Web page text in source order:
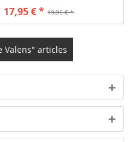
19,95 € *
17,95 € *
Valens" articles